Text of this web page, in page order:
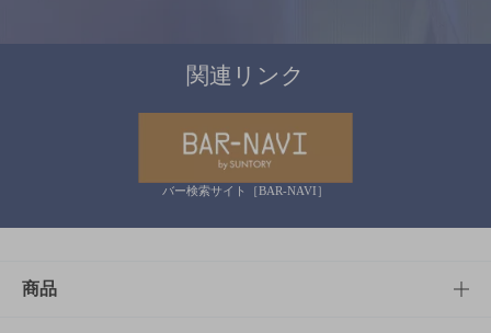
関連リンク
バー検索サイト［BAR-NAVI］
商品